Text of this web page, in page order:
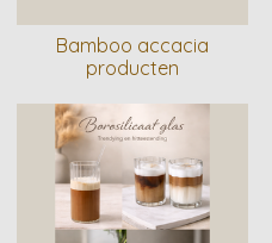
Bamboo accacia
producten